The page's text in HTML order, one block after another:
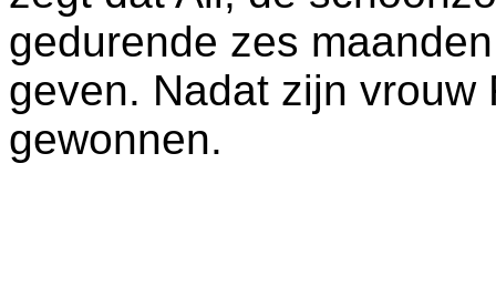
gedurende zes
geven. Nadat zijn vrouw
gewonnen.